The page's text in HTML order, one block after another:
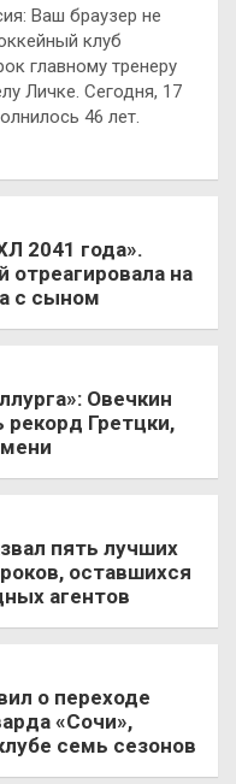
Ваш браузер не
клуб
главному тренеру
Личке. Сегодня, 17
46 лет.
2041 года».
отреагировала на
с сыном
Овечкин
Гретцки,
пять лучших
оставшихся
агентов
о переходе
«Сочи»,
семь сезонов